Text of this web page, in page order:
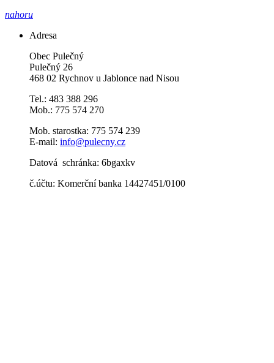
nahoru
Adresa
Obec Pulečný
Pulečný 26
468 02 Rychnov u Jablonce nad Nisou
Tel.: 483 388 296
Mob.: 775 574 270
Mob. starostka: 775 574 239
E-mail: info@pulecny.cz
Datová schránka: 6bgaxkv
č.účtu: Komerční banka 14427451/0100